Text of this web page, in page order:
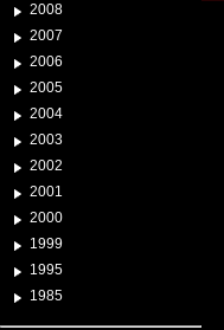
2008
2007
2006
2005
2004
2003
2002
2001
2000
1999
1995
1985